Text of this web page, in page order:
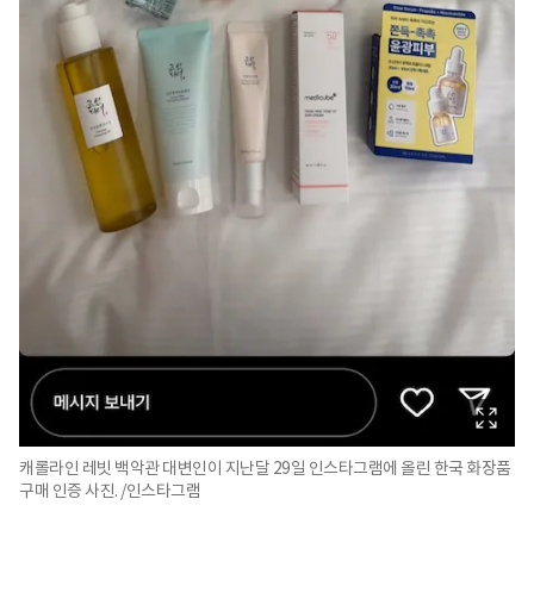
캐롤라인 레빗 백악관 대변인이 지난달 29일 인스타그램에 올린 한국 화장품
구매 인증 사진. /인스타그램